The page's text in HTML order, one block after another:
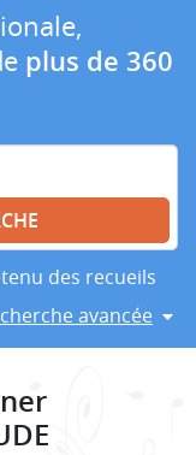
plus de 360
des recueils
avancée